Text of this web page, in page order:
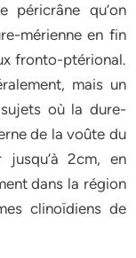
péricrâne qu’on
mérienne en fin
fronto-ptérional.
mais un
où la dure-
de la voûte du
2cm, en
dans la région
clinoïdiens de